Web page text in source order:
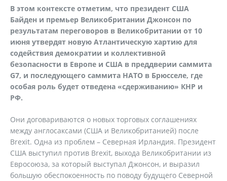
В этом контексте отметим, что президент США
Байден и премьер Великобритании Джонсон по
результатам переговоров в Великобритании от 10
июня утвердят новую Атлантическую хартию для
содействия демократии и коллективной
безопасности в Европе и США в преддверии саммита
G7, и последующего саммита НАТО в Брюсселе, где
особая роль будет отведена «сдерживанию» КНР и
РФ.
Они договариваются о новых торговых соглашениях
между англосаксами (США и Великобританией) после
Brexit. Одна из проблем – Северная Ирландия. Президент
США выступил против Brexit, выхода Великобритании из
Евросоюза, за который выступал Джонсон, и выразил
большую обеспокоенность по поводу будущего Северной